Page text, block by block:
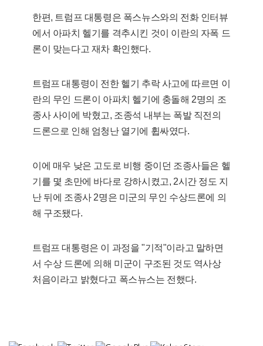
한편, 트럼프 대통령은 폭스뉴스와의 전화 인터뷰
에서 아파치 헬기를 격추시킨 것이 이란의 자폭 드
론이 맞는다고 재차 확인했다.
트럼프 대통령이 전한 헬기 추락 사고에 따르면 이
란의 무인 드론이 아파치 헬기에 충돌해 2명의 조
종사 사이에 박혔고, 조종석 내부는 폭발 직전의
드론으로 인해 엄청난 열기에 휩싸였다.
이에 매우 낮은 고도로 비행 중이던 조종사들은 헬
기를 몇 초만에 바다로 강하시켰고, 2시간 정도 지
난 뒤에 조종사 2명은 미군의 무인 수상드론에 의
해 구조됐다.
트럼프 대통령은 이 과정을 "기적"이라고 말하면
서 수상 드론에 의해 미군이 구조된 것도 역사상
처음이라고 밝혔다고 폭스뉴스는 전했다.